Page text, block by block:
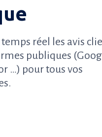
réel les avis
publiques
…) pour tous vos